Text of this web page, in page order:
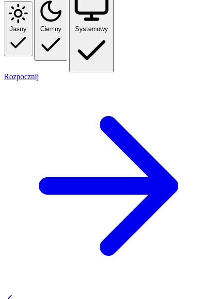
Jasny Ciemny Systemowy
Rozpocznij